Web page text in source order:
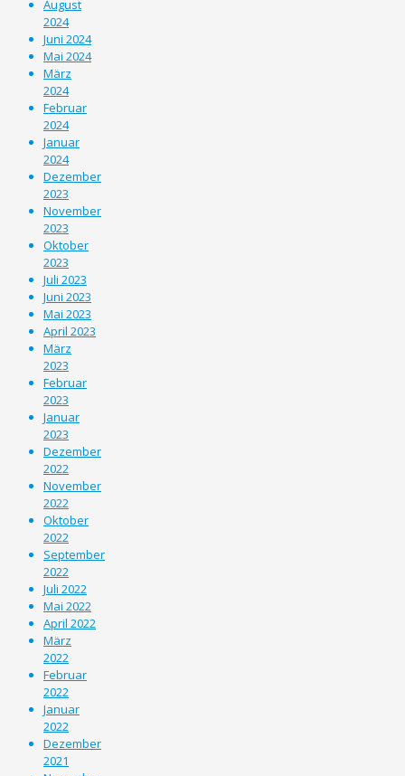
August
2024
Juni 2024
Mai 2024
März
2024
Februar
2024
Januar
2024
Dezember
2023
November
2023
Oktober
2023
Juli 2023
Juni 2023
Mai 2023
April 2023
März
2023
Februar
2023
Januar
2023
Dezember
2022
November
2022
Oktober
2022
September
2022
Juli 2022
Mai 2022
April 2022
März
2022
Februar
2022
Januar
2022
Dezember
2021